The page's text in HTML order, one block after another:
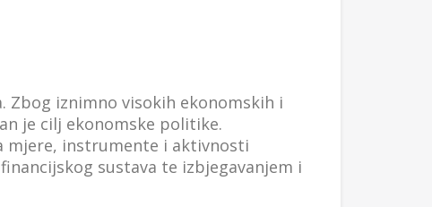
Zbog iznimno visokih ekonomskih i
je cilj ekonomske politike.
mjere, instrumente i aktivnosti
sustava te izbjegavanjem i